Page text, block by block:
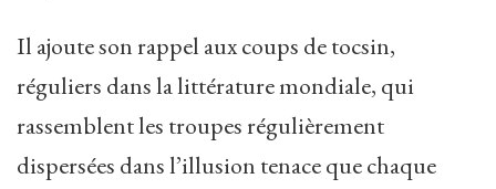
Il ajoute son rappel aux coups de tocsin,
réguliers dans la littérature mondiale, qui
rassemblent les troupes régulièrement
dispersées dans l’illusion tenace que chaque